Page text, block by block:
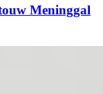
Meninggal